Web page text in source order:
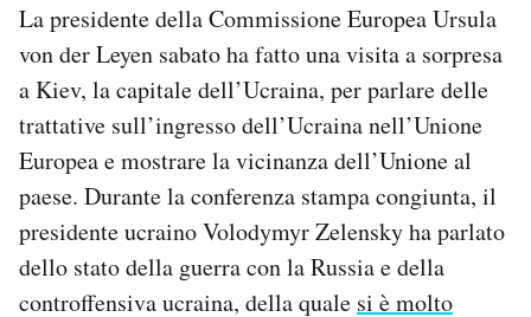
CALENDARIO
AREA PERSONALE
Area Personale
Newsletter
Notifiche mobile
Regala il Post
La presidente della Commissione Europea Ursula
von der Leyen sabato ha fatto una visita a sorpresa
a Kiev, la capitale dell’Ucraina, per parlare delle
trattative sull’ingresso dell’Ucraina nell’Unione
Europea e mostrare la vicinanza dell’Unione al
paese. Durante la conferenza stampa congiunta, il
presidente ucraino Volodymyr Zelensky ha parlato
dello stato della guerra con la Russia e della
controffensiva ucraina, della quale si è molto